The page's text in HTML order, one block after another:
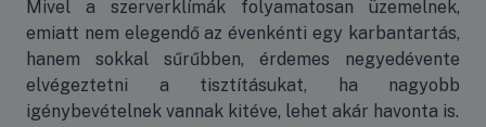
Mivel a szerverklímák folyamatosan üzemelnek,
emiatt nem elegendő az évenkénti egy karbantartás,
hanem sokkal sűrűbben, érdemes negyedévente
elvégeztetni a tisztításukat, ha nagyobb
igénybevételnek vannak kitéve, lehet akár havonta is.